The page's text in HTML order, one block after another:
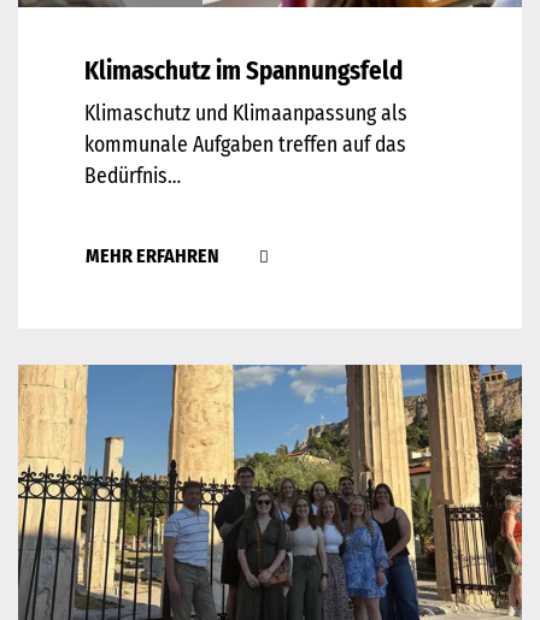
Klimaschutz im Spannungsfeld
Klimaschutz und Klimaanpassung als
kommunale Aufgaben treffen auf das
Bedürfnis…
MEHR ERFAHREN